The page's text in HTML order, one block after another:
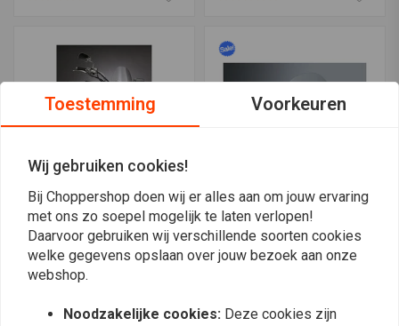
Switchblade Quick
Release Windscherm
Deflector voor
Honda/Kawasaki/Yamaha
€371,36
NATIONAL CYCLE
Switchblade Quick
Release Windscherm 2-
Toestemming Voorkeuren
Wij gebruiken cookies!
Bij Choppershop doen wij er alles aan om jouw ervaring
met ons zo soepel mogelijk te laten verlopen!
Daarvoor gebruiken wij verschillende soorten cookies
welke gegevens opslaan over jouw bezoek aan onze
webshop.
Noodzakelijke cookies: Deze cookies zijn